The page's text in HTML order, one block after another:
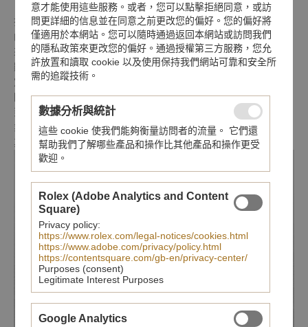
打從最初，Manabe先生的願景就很明確：在品質上絕不妥協。他
的牛仔布要使用最好的長纖棉，並以繩染深靛藍色布料
來呈現最佳成色效果。工作室使用老式的梭織機讓手工編織感更明
顯，並且每個細節都是手工縫製的。Manabe先生想訂
定全新牛仔布的國際標準。近30年後，Manabe先生在東京、大
阪、京都和岡山皆成立工廠，店家和公司的雇員總數增長
到140名。岡山曾有一度產業陷入低迷，但因為Manabe先生的企
業復興，現已成為牛仔丹寧布料的重鎮。Momotaro以
其口號為人所知：“手工製作，毫不妥協”。
意才能使用這些服務。或者，您可以點擊拒絕同意，或訪
問更詳細的信息並在同意之前更改您的偏好。您的偏好將
僅適用於本網站。您可以隨時通過返回本網站或訪問我們
的隱私政策來更改您的偏好。通過授權第三方服務，您允
許放置和讀取 cookie 以及使用保持我們網站可靠和安全所
需的追蹤技術。
數據分析與統計
這些 cookie 使我們能夠衡量訪問者的流量。 它們還
幫助我們了解哪些產品和操作比其他產品和操作更受
歡迎。
Rolex (Adobe Analytics and Content
Square)
Privacy policy:
https://www.rolex.com/legal-notices/cookies.html
https://www.adobe.com/privacy/policy.html
https://contentsquare.com/gb-en/privacy-center/
Purposes (consent)
Legitimate Interest Purposes
Google Analytics